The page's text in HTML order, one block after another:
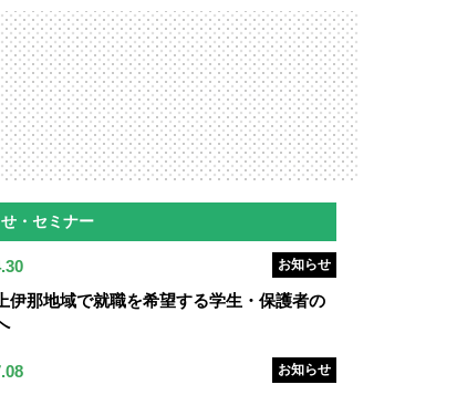
・セミナー
お知らせ
伊那地域で就職を希望する学生・保護者の
お知らせ